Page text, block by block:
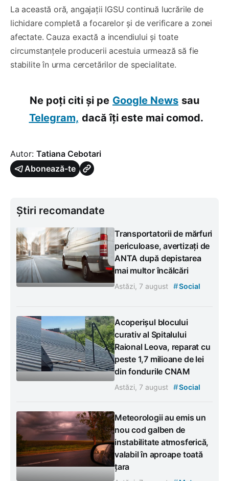
La această oră, angajații IGSU continuă lucrările de
lichidare completă a focarelor și de verificare a zonei
afectate. Cauza exactă a incendiului și toate
circumstanțele producerii acestuia urmează să fie
stabilite în urma cercetărilor de specialitate.
Ne poți citi și pe Google News sau
Telegram, dacă îți este mai comod.
Autor: Tatiana Cebotari
Abonează-te
Știri recomandate
Transportatorii de mărfuri
periculoase, avertizați de
ANTA după depistarea
mai multor încălcări
Astăzi, 7 august #Social
Acoperișul blocului
curativ al Spitalului
Raional Leova, reparat cu
peste 1,7 milioane de lei
din fondurile CNAM
Astăzi, 7 august #Social
Meteorologii au emis un
nou cod galben de
instabilitate atmosferică,
valabil în aproape toată
țara